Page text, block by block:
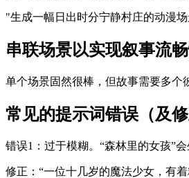
"生成一幅日出时分宁静村庄的动漫
串联场景以实现叙事流畅
单个场景固然很棒，但故事需要多个
常见的提示词错误（及修
错误1：过于模糊。“森林里的女孩”
修正：“一位十几岁的魔法少女，有